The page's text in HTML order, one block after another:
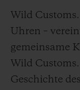
Wild
Uhren –
gemeinsame
Wild
Geschichte
SICHERE